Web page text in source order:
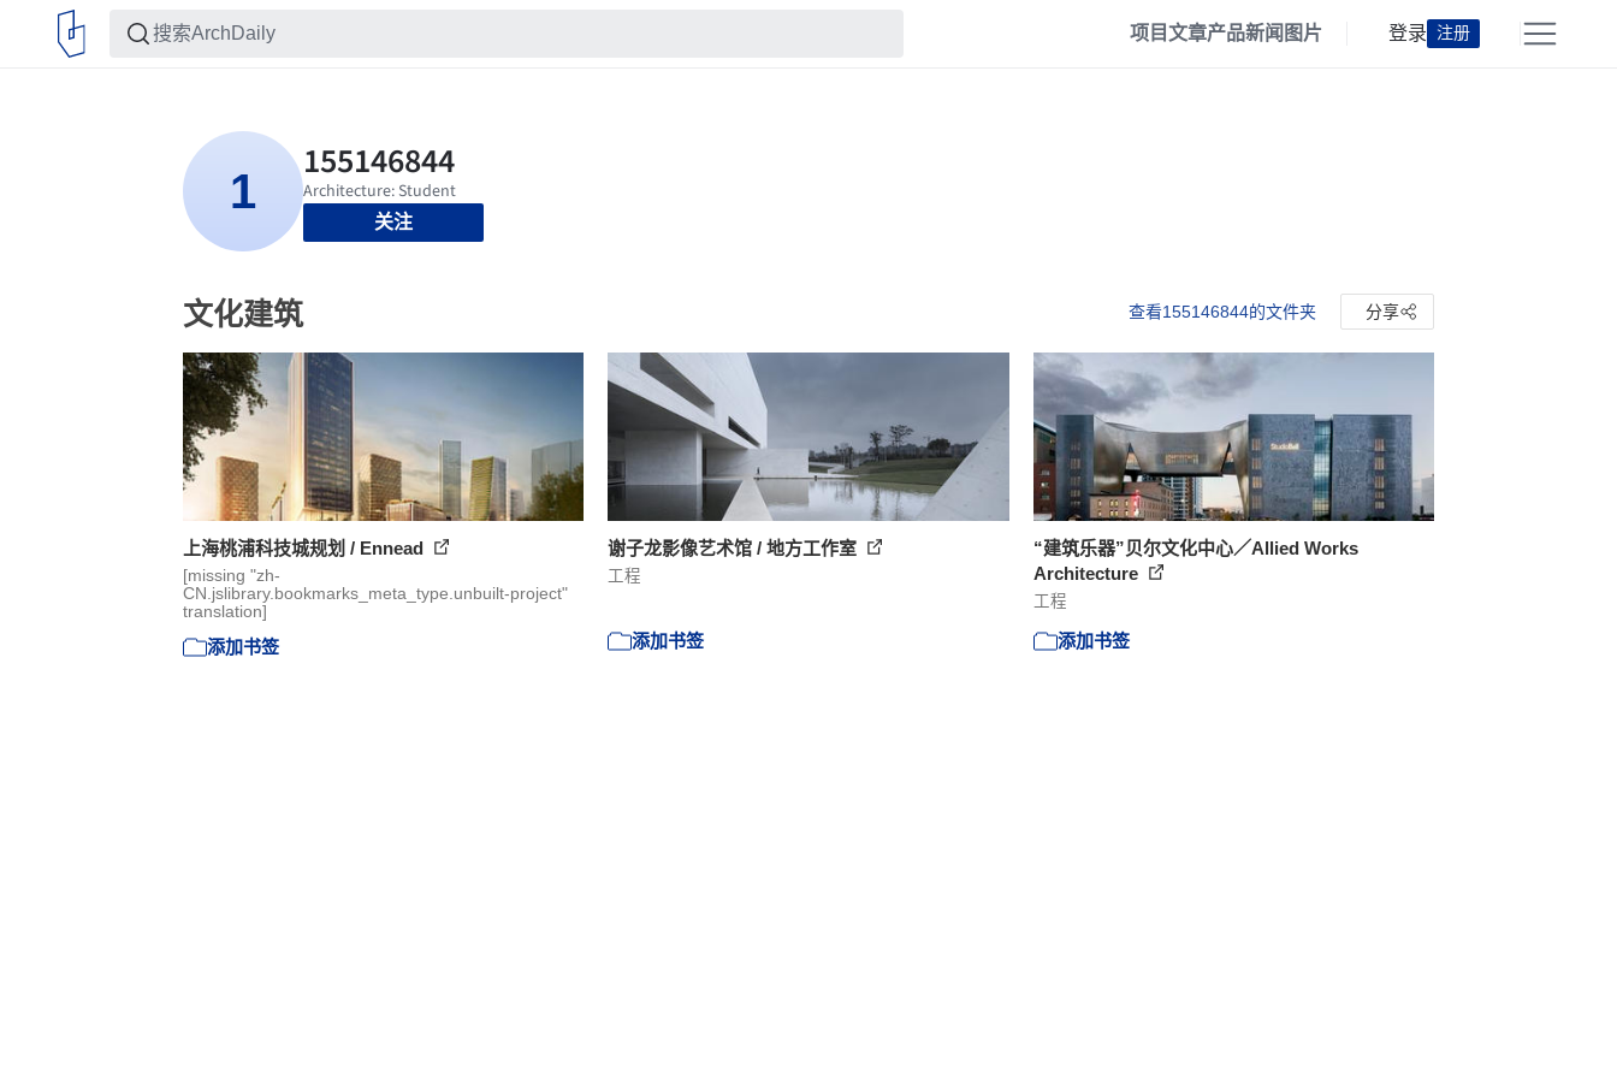
项目文章产品新闻 图片 登录 注册
关注
文化建筑 查看155146844的文件夹 分享
上海桃浦科技城规划 / Ennead
[missing "zh-
CN.jslibrary.bookmarks_meta_type.unbuilt-project"
translation]
添加书签
谢子龙影像艺术馆 / 地方工作室
工程
添加书签
“建筑乐器”贝尔文化中心／Allied Works
Architecture
工程
添加书签